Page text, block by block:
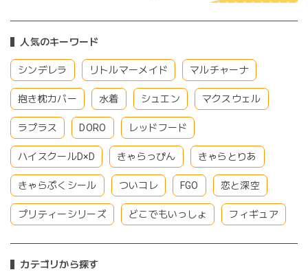
人気のキーワード
シンデレラ リトルマーメイド マルチャーナ
抱き枕カバー 水着 シュエン マクスウェル
ラプラス DORO レッドフード
ハイスクールD×D きゃらっぴん きゃらとりあ
きゃらぷくシール ついコレ FGO 恋と深空
プリティーシリーズ どこでもいっしょ フィギュア
カテゴリから探す